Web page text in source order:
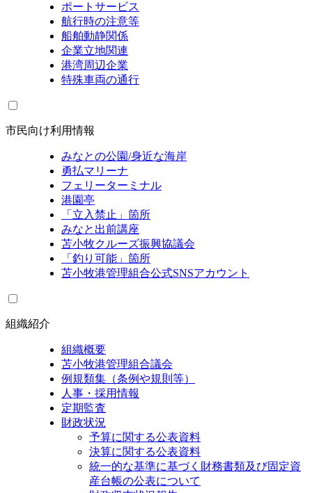
ポートサービス
航行時の注意等
船舶動静関係
企業立地関連
港湾周辺企業
特殊車両の通行
市民向け利用情報
みなとの公園/身近な海岸
勇払マリーナ
フェリーターミナル
港園亭
「立入禁止」箇所
みなと出前講座
苫小牧クルーズ振興協議会
「釣り可能」箇所
苫小牧港管理組合公式SNSアカウント
組織紹介
組織概要
苫小牧港管理組合議会
例規類集（条例や規則等）
人事・採用情報
定期監査
財政状況
予算に関する公表資料
決算に関する公表資料
統一的な基準に基づく財務書類及び固定資
産台帳の公表について